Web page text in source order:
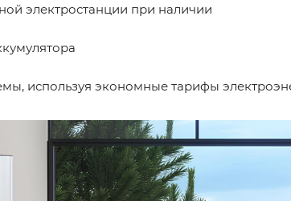
электростанции при наличии
используя экономные тарифы